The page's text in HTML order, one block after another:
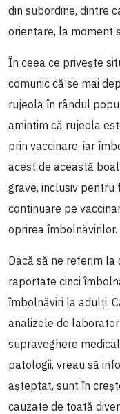
din subordine, dintre
orientare, la moment
În ceea ce privește
comunic că se mai
rujeolă în rândul
amintim că rujeola
prin vaccinare, iar
acest de această
grave, inclusiv pentru
continuare pe
oprirea îmbolnăvirilor.
Dacă să ne referim la
raportate cinci
îmbolnăviri la adulți.
analizele de
supraveghere
patologii, vreau să
așteptat, sunt în
cauzate de toată